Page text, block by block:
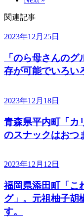
関連記事
2023年12月25日
「のら母さんの
存が可能でいろい
2023年12月18日
青森県平内町「カ
のスナックはおつ
2023年12月12日
福岡県添田町「こ
グ」。元祖柚子胡
す。